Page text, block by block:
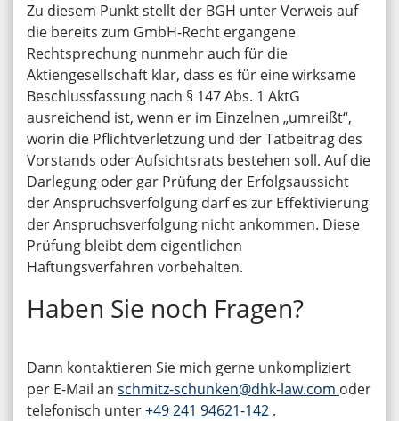
Zu diesem Punkt stellt der BGH unter Verweis auf
die bereits zum GmbH-Recht ergangene
Rechtsprechung nunmehr auch für die
Aktiengesellschaft klar, dass es für eine wirksame
Beschlussfassung nach § 147 Abs. 1 AktG
ausreichend ist, wenn er im Einzelnen „umreißt“,
worin die Pflichtverletzung und der Tatbeitrag des
Vorstands oder Aufsichtsrats bestehen soll. Auf die
Darlegung oder gar Prüfung der Erfolgsaussicht
der Anspruchsverfolgung darf es zur Effektivierung
der Anspruchsverfolgung nicht ankommen. Diese
Prüfung bleibt dem eigentlichen
Haftungsverfahren vorbehalten.
Haben Sie noch Fragen?
Dann kontaktieren Sie mich gerne unkompliziert
per E-Mail an schmitz-schunken@dhk-law.com oder
telefonisch unter+49 241 94621-142 .